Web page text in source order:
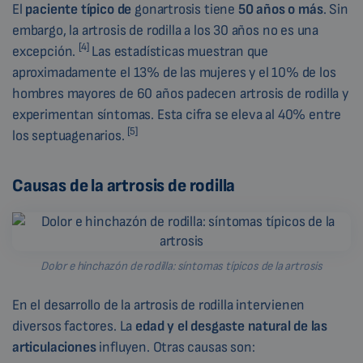
El paciente típico de gonartrosis tiene 50 años o más. Sin
embargo, la artrosis de rodilla a los 30 años no es una
excepción. [4]Las estadísticas muestran que
aproximadamente el 13% de las mujeres y el 10% de los
hombres mayores de 60 años padecen artrosis de rodilla y
experimentan síntomas. Esta cifra se eleva al 40% entre
los septuagenarios. [5]
Causas de la artrosis de rodilla
Dolor e hinchazón de rodilla: síntomas típicos de la artrosis
En el desarrollo de la artrosis de rodilla intervienen
diversos factores. La edad y el desgaste natural de las
articulacionesinfluyen. Otras causas son: